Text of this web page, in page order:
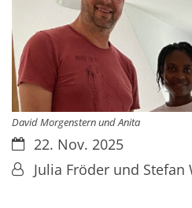
David Morgenstern und Anita
Datum:22. Nov. 2025
Von:Julia Fröder und Stefan